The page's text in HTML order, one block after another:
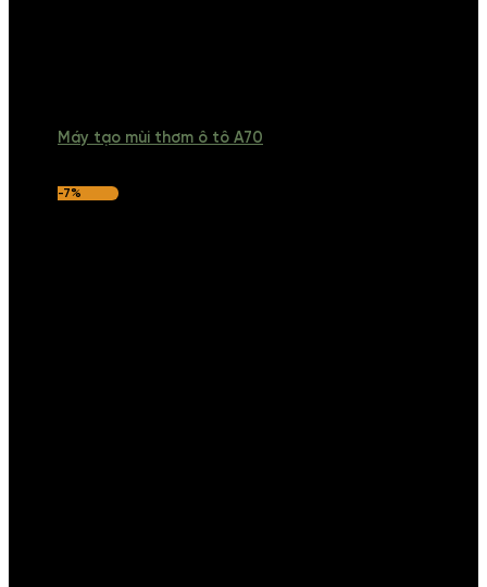
Máy tạo mùi thơm ô tô A70
-7%